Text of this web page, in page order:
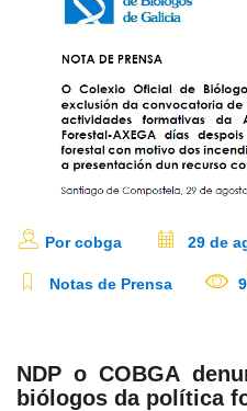
Por cobga 29 de
Notas de Prensa
NDP o COBGA
biólogos da política